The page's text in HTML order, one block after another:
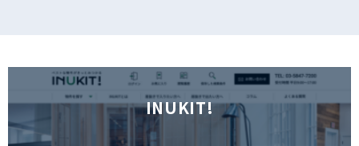
INUKIT!